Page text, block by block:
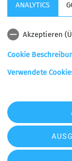
Sektion USC
Sektion Universitäts -
Telefon +498935789940
ANALYTICS
Akzeptieren
Cookie
Verwendete